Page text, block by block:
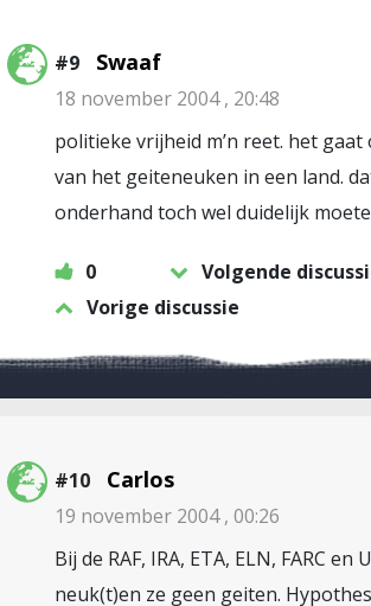
#9 Swaaf
18 november 2004 , 20:48
politieke vrijheid m’n reet. het gaat
van het geiteneuken in een land.
onderhand toch wel duidelijk
0
Volgende
Vorige discussie
#10 Carlos
19 november 2004 , 00:26
Bij de RAF, IRA, ETA, ELN, FARC en
neuk(t)en ze geen geiten.